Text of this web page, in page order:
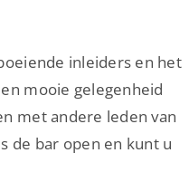
inleiders en het
mooie gelegenheid
met andere leden van
de bar open en kunt u